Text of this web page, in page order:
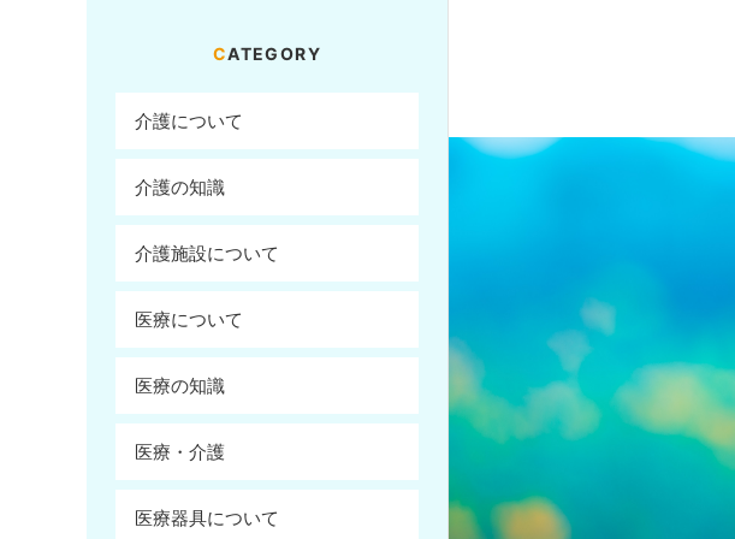
CATEGORY
介護について
介護の知識
介護施設について
医療について
医療の知識
医療・介護
医療器具について